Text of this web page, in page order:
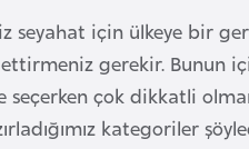
için ülkeye bir
gerekir. Bunun
çok dikkatli
kategoriler